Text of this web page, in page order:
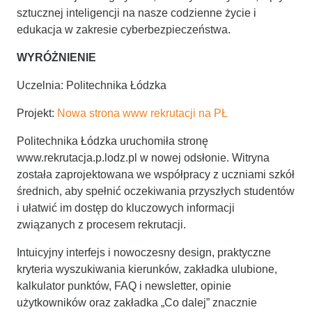
sztucznej inteligencji na nasze codzienne życie i
edukacja w zakresie cyberbezpieczeństwa.
WYRÓŻNIENIE
Uczelnia: Politechnika Łódzka
Projekt: Nowa strona www rekrutacji na PŁ
Politechnika Łódzka uruchomiła stronę
www.rekrutacja.p.lodz.pl w nowej odsłonie. Witryna
została zaprojektowana we współpracy z uczniami szkół
średnich, aby spełnić oczekiwania przyszłych studentów
i ułatwić im dostęp do kluczowych informacji
związanych z procesem rekrutacji.
Intuicyjny interfejs i nowoczesny design, praktyczne
kryteria wyszukiwania kierunków, zakładka ulubione,
kalkulator punktów, FAQ i newsletter, opinie
użytkowników oraz zakładka „Co dalej” znacznie